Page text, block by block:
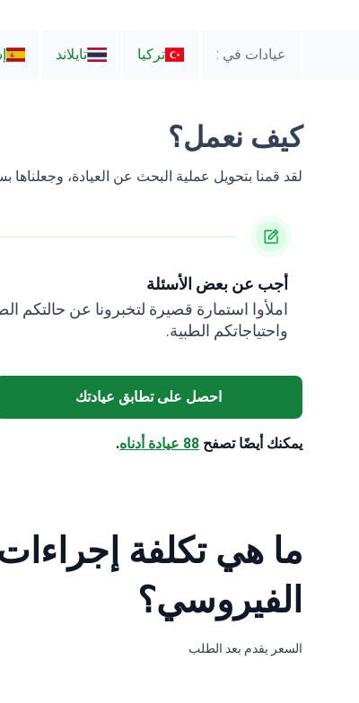
عيادات في : تركيا تايلاند
كيف نعمل؟
لقد قمنا بتحويل عملية البحث عن العيادة،
أجب عن بعض الأسئلة
املأوا استمارة قصيرة لتخبرونا عن حالتكم
واحتياجاتكم الطبية.
احصل على تطابق عيادتك
يمكنك أيضًا تصفح 88 عيادة أدناه .
ما هي تكلفة
الفيروسي؟
السعر يقدم بعد الطلب